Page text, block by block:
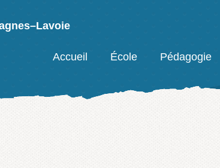
Accueil École Pédagogie
Facebook